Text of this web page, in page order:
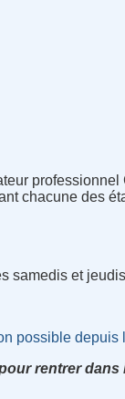
professionnel
chacune des
samedis et
possible depuis
rentrer dans